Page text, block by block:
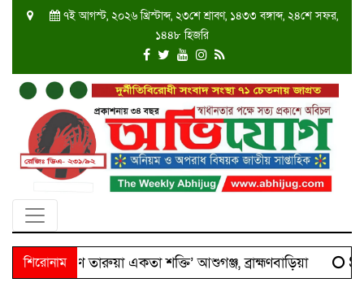
৭ই আগস্ট, ২০২৬ খ্রিস্টাব্দ, ২৩শে শ্রাবণ, ১৪৩৩ বঙ্গাব্দ, ২৪শে সফর,
১৪৪৮ হিজরি
শিরোনাম
‘দক্ষিণ তারুয়া একতা শক্তি’ আশুগঞ্জ, ব্রাহ্মণবাড়িয়া